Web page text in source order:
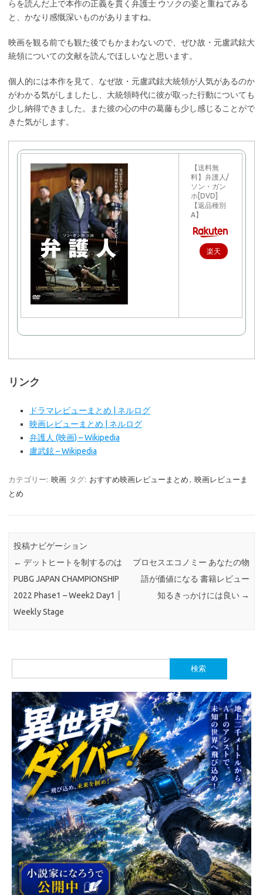
らを読んだ上で本作の正義を貫く弁護士 ウソクの姿と重ねてみる
と、かなり感慨深いものがありますね。
映画を観る前でも観た後でもかまわないので、ぜひ故・元盧武鉉大
統領についての文献を読んでほしいなと思います。
個人的には本作を見て、なぜ故・元盧武鉉大統領が人気があるのか
がわかる気がしましたし、大統領時代に彼が取った行動についても
少し納得できました。また彼の心の中の葛藤も少し感じることがで
きた気がします。
【送料無
料】弁護人/
ソン・ガン
ホ[DVD]
【返品種別
A】
楽天
リンク
ドラマレビューまとめ | ネルログ
映画レビューまとめ | ネルログ
弁護人 (映画) – Wikipedia
盧武鉉 – Wikipedia
カテゴリー: 映画 タグ: おすすめ映画レビューまとめ , 映画レビューま
とめ
投稿ナビゲーション
← デットヒートを制するのは
PUBG JAPAN CHAMPIONSHIP
2022 Phase1 – Week2 Day1 │
Weekly Stage
プロセスエコノミー あなたの物
語が価値になる 書籍レビュー
知るきっかけには良い →
索: